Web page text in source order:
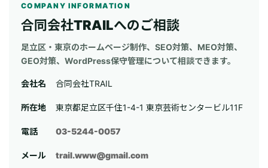
COMPANY INFORMATION
合同会社TRAILへのご相談
足立区・東京のホームページ制作、SEO対策、MEO対策、
GEO対策、WordPress保守管理について相談できます。
会社名 合同会社TRAIL
所在地 東京都足立区千住1-4-1 東京芸術センタービル11F
電話 03-5244-0057
メール trail.www@gmail.com